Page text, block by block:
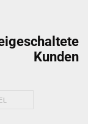
Kunden